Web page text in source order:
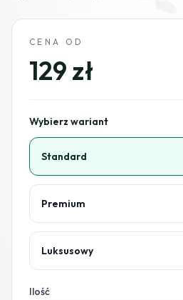
CENA OD
129 zł
Wybierz wariant
Standard
Premium
Luksusowy
Ilość